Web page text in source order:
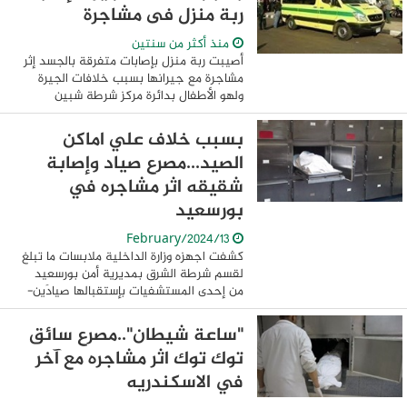
ربة منزل فى مشاجرة
منذ أكثر من سنتين
أصيبت ربة منزل بإصابات متفرقة بالجسد إثر
مشاجرة مع جيرانها بسبب خلافات الجيرة
ولهو الأطفال بدائرة مركز شرطة شبين
القناطر بمحافظة القليوبية. وجرى نقل
المصابة لمستشفى بنها الجامعي وتحرر
محضر بالواقعة ...
بسبب خلاف علي اماكن
الصيد...مصرع صياد وإصابة
شقيقه اثر مشاجره في
بورسعيد
كشفت اجهزه وزارة الداخلية ملابسات ما تبلغ
لقسم شرطة الشرق بمديرية أمن بورسعيد
من إحدى المستشفيات بإستقبالها صيادَين-
مقيمان بدائرة قسم شرطة الضواحى
"مصابان" وتوفى أحدهما عقب وصوله
وبسؤال المصاب ...
"ساعة شيطان"..مصرع سائق
توك توك اثر مشاجره مع آخر
في الاسكندريه